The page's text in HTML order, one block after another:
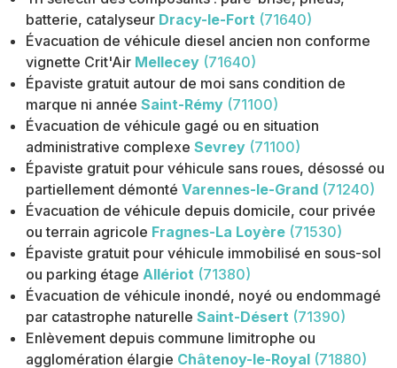
batterie, catalyseur Dracy-le-Fort (71640)
Évacuation de véhicule diesel ancien non conforme
vignette Crit'Air Mellecey (71640)
Épaviste gratuit autour de moi sans condition de
marque ni année Saint-Rémy (71100)
Évacuation de véhicule gagé ou en situation
administrative complexe Sevrey (71100)
Épaviste gratuit pour véhicule sans roues, désossé ou
partiellement démonté Varennes-le-Grand (71240)
Évacuation de véhicule depuis domicile, cour privée
ou terrain agricole Fragnes-La Loyère (71530)
Épaviste gratuit pour véhicule immobilisé en sous-sol
ou parking étage Allériot (71380)
Évacuation de véhicule inondé, noyé ou endommagé
par catastrophe naturelle Saint-Désert (71390)
Enlèvement depuis commune limitrophe ou
agglomération élargie Châtenoy-le-Royal (71880)